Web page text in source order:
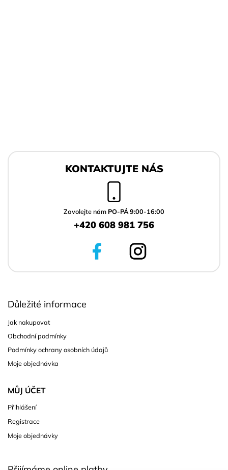
KONTAKTUJTE NÁS
Zavolejte nám PO-PÁ 9:00-16:00
+420 608 981 756
Důležité informace
Jak nakupovat
Obchodní podmínky
Podmínky ochrany osobních údajů
Moje objednávka
MŮJ ÚČET
Přihlášení
Registrace
Moje objednávky